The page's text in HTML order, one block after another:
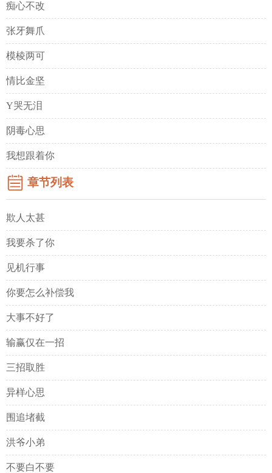
痴心不改
张牙舞爪
模棱两可
情比金坚
Y哭无泪
阴毒心思
我想跟着你
章节列表
欺人太甚
我要杀了你
见机行事
你要怎么补偿我
大事不好了
输赢仅在一招
三招取胜
异样心思
围追堵截
洪爷小弟
不要白不要